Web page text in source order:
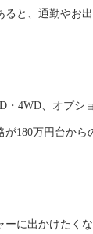
と、通勤やお
4WD、オプシ
180万円台か
に出かけたく